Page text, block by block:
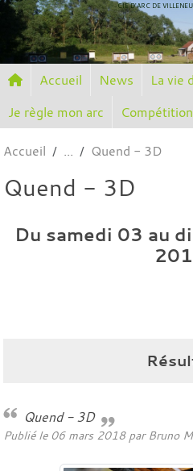
CIE D'ARC DE
Accueil News La vie
Je règle mon arc
Accueil Quend - 3D
Quend - 3D
Du samedi 03 au
Quend - 3D
Publié le 06 mars 2018par Bruno
Panneau de gestion des cookies